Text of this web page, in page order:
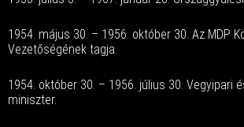
1954. május 30. – 1956. október 30. Az MDP
Vezetőségének tagja.
1954. október 30. – 1956. július 30. Vegyipari
miniszter.